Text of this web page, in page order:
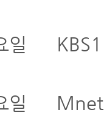
일
KBS1
일
Mnet